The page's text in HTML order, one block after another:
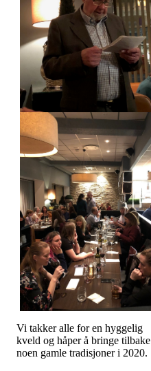
Vi takker alle for en hyggelig
kveld og håper å bringe tilbake
noen gamle tradisjoner i 2020.